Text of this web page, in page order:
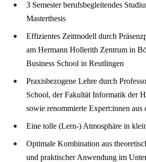
3 Semester berufsbegleitendes
Masterthesis
Effizientes Zeitmodell durch
am Hermann Hollerith Zentrum in
Business School in Reutlingen
Praxisbezogene Lehre durch
School, der Fakultät Informatik der
sowie renommierte Expert:innen aus
Eine tolle (Lern-) Atmosphäre in
Optimale Kombination aus
und praktischer Anwendung im